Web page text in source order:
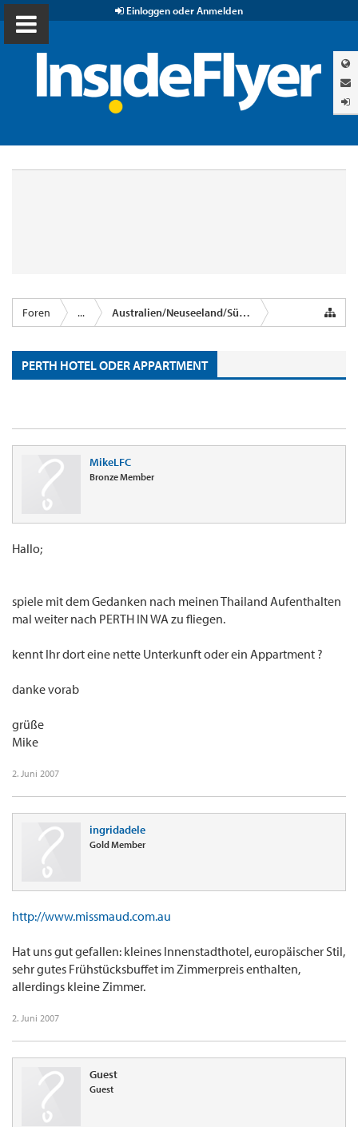
Einloggen oder Anmelden
Foren ... Australien/Neuseeland/Südsee
PERTH HOTEL ODER APPARTMENT
MikeLFC
Bronze Member
Hallo;
spiele mit dem Gedanken nach meinen Thailand Aufenthalten
mal weiter nach PERTH IN WA zu fliegen.
kennt Ihr dort eine nette Unterkunft oder ein Appartment ?
danke vorab
grüße
Mike
2. Juni 2007
ingridadele
Gold Member
http://www.missmaud.com.au
Hat uns gut gefallen: kleines Innenstadthotel, europäischer Stil,
sehr gutes Frühstücksbuffet im Zimmerpreis enthalten,
allerdings kleine Zimmer.
2. Juni 2007
Guest
Guest